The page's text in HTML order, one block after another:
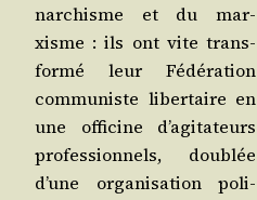
nar­chisme et du mar­
xisme : ils ont vite trans­
for­mé leur Fédé­ra­tion
com­mu­niste liber­taire en
une offi­cine d’a­gi­ta­teurs
pro­fes­sion­nels, dou­blée
d’une orga­ni­sa­tion poli­